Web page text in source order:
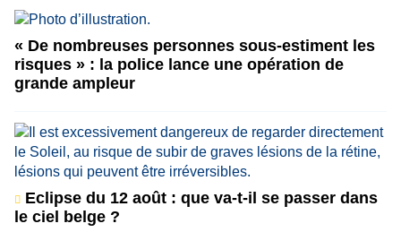
« De nombreuses personnes sous-estiment les
risques » : la police lance une opération de
grande ampleur
Eclipse du 12 août : que va-t-il se passer dans
le ciel belge ?